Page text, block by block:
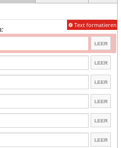
Text formatieren